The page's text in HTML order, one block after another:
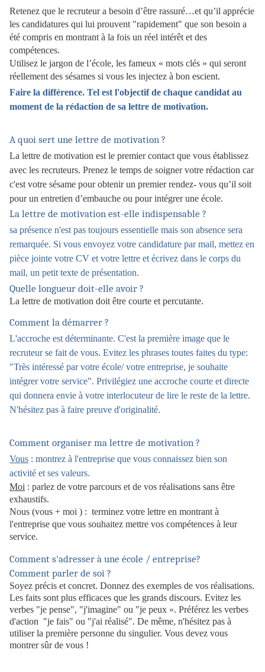
Retenez que le recruteur a besoin d’être rassuré…et qu’il apprécie
les candidatures qui lui prouvent "rapidement" que son besoin a
été compris en montrant à la fois un réel intérêt et des
compétences.
Utilisez le jargon de l’école, les fameux « mots clés » qui seront
réellement des sésames si vous les injectez à bon escient.
Faire la différence. Tel est l'objectif de chaque candidat au
moment de la rédaction de sa lettre de motivation.
A quoi sert une lettre de motivation ?
La lettre de motivation est le premier contact que vous établissez
avec les recruteurs. Prenez le temps de soigner votre rédaction car
c'est votre sésame pour obtenir un premier rendez- vous qu’il soit
pour un entretien d’embauche ou pour intégrer une école.
La lettre de motivation est-elle indispensable ?
sa présence n'est pas toujours essentielle mais son absence sera
remarquée. Si vous envoyez votre candidature par mail, mettez en
pièce jointe votre CV et votre lettre et écrivez dans le corps du
mail, un petit texte de présentation.
Quelle longueur doit-elle avoir ?
La lettre de motivation doit être courte et percutante.
Comment la démarrer ?
L'accroche est déterminante. C'est la première image que le
recruteur se fait de vous. Evitez les phrases toutes faites du type:
"Très intéressé par votre école/ votre entreprise, je souhaite
intégrer votre service". Privilégiez une accroche courte et directe
qui donnera envie à votre interlocuteur de lire le reste de la lettre.
N'hésitez pas à faire preuve d'originalité.
Comment organiser ma lettre de motivation ?
Vous : montrez à l'entreprise que vous connaissez bien son
activité et ses valeurs.
Moi : parlez de votre parcours et de vos réalisations sans être
exhaustifs.
Nous (vous + moi ) : terminez votre lettre en montrant à
l'entreprise que vous souhaitez mettre vos compétences à leur
service.
Comment s'adresser à une école / entreprise?
Comment parler de soi ?
Soyez précis et concret. Donnez des exemples de vos réalisations.
Les faits sont plus efficaces que les grands discours. Evitez les
verbes "je pense", "j'imagine" ou "je peux ». Préférez les verbes
d'action "je fais" ou "j'ai réalisé". De même, n'hésitez pas à
utiliser la première personne du singulier. Vous devez vous
montrer sûr de vous !